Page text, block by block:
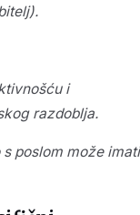
i
razdoblja.
poslom može imati